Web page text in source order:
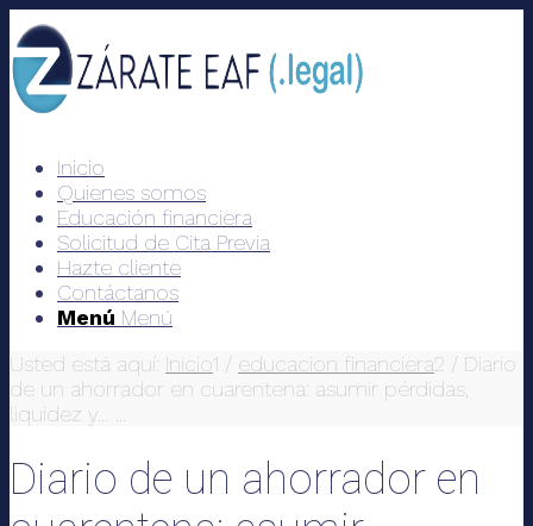
Inicio
Quienes somos
Educación financiera
Solicitud de Cita Previa
Hazte cliente
Contáctanos
Menú Menú
Usted está aquí: Inicio1 / educacion financiera2 / Diario
de un ahorrador en cuarentena: asumir pérdidas,
liquidez y… ...
Diario de un ahorrador en